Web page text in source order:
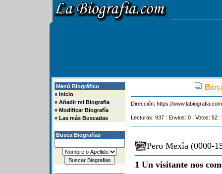
Menú Biográfico
» Inicio
» Añadir mi Biografia
» Modificar Biografía
» Las más Buscadas
Busca Biografías
Dirección: https://
Lecturas: 937 : Envios: 0 : Votos: 52
Pero Mexía (0000-
1 Un visitante nos